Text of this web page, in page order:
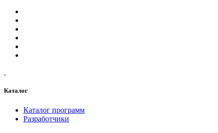
Каталог
Каталог программ
Разработчики